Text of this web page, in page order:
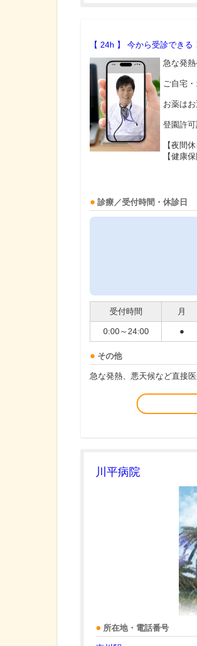
【 24h 】 今から受診できる
急な発
ご自宅
お薬は
登園許
【夜間
【健康
診療／受付時間・休診日
受付時間 月
0:00～24:00 ●
その他
急な発熱、悪天候など直接
川平病院
所在地・電話番号